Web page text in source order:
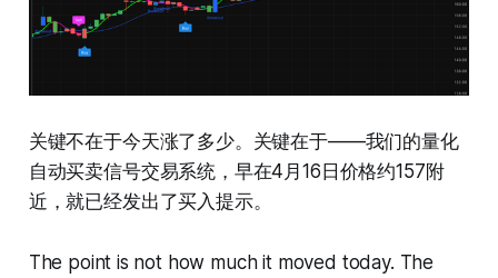
关键不在于今天涨了多少。关键在于——我们的量化
自动买卖信号交易系统，早在4月16日价格约157附
近，就已经发出了买入提示。
The point is not how much it moved today. The